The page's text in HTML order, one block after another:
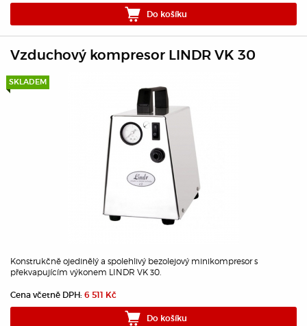
Do košíku
Vzduchový kompresor LINDR VK 30
SKLADEM
Konstrukčně ojedinělý a spolehlivý bezolejový minikompresor s
překvapujícím výkonem LINDR VK 30.
Cena včetně DPH: 6 511 Kč
Do košíku